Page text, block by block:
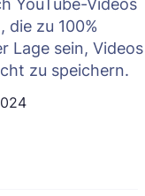
YouTube-Videos
die zu 100%
Lage sein, Videos
zu speichern.